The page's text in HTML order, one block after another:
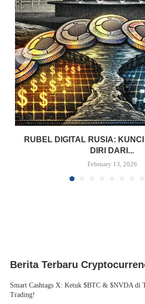
RUBEL DIGITAL RUSIA:
DIRI DARI...
February 13, 2026
Berita Terbaru
Smart Cashtags X: Ketuk $BTC & $NVDA di
Trading!